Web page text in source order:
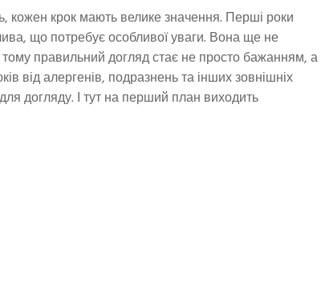
крок мають велике значення. Перші роки
що потребує особливої уваги. Вона ще не
правильний догляд стає не просто бажанням, а
від алергенів, подразнень та інших зовнішніх
догляду. І тут на перший план виходить